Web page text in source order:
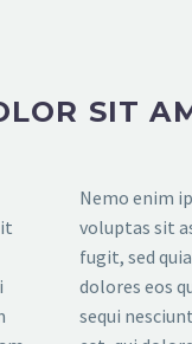
SIT
Nemo enim
voluptas sit
fugit, sed
dolores eos
sequi